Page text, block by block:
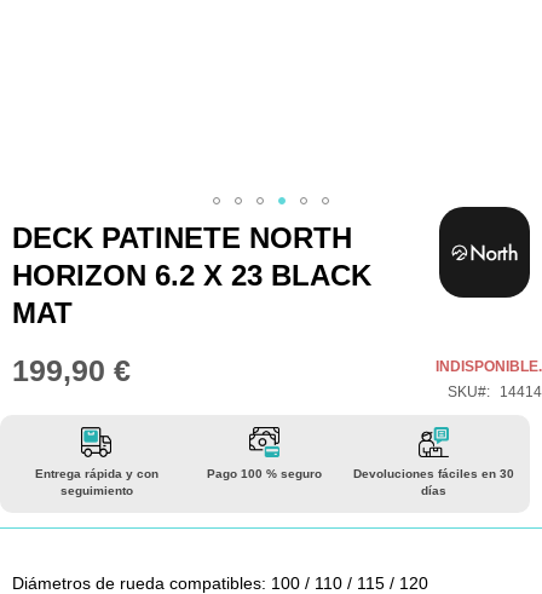
Saltar
al
comienzo
de
galería
imágenes
DECK PATINETE NORTH
HORIZON 6.2 X 23 BLACK
MAT
199,90 €
INDISPONIBLE.
SKU
14414
Entrega rápida y con
seguimiento
Pago 100 % seguro
Devoluciones fáciles en 30
días
Diámetros de rueda compatibles: 100 / 110 / 115 / 120